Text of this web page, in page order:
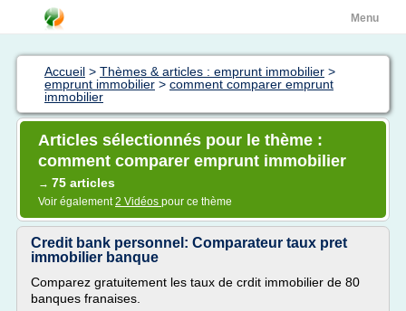
Menu
Accueil > Thèmes & articles : emprunt immobilier >
emprunt immobilier > comment comparer emprunt
immobilier
Articles sélectionnés pour le thème :
comment comparer emprunt immobilier
→ 75 articles
Voir également2 Vidéos pour ce thème
Credit bank personnel: Comparateur taux pret
immobilier banque
Comparez gratuitement les taux de crdit immobilier de 80
banques franaises.